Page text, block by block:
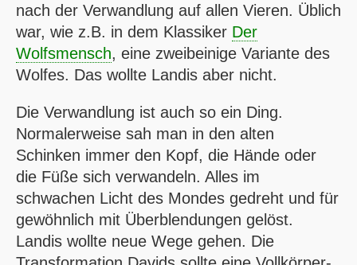
nach der Verwandlung auf allen Vieren. Üblich
war, wie z.B. in dem Klassiker Der
Wolfsmensch, eine zweibeinige Variante des
Wolfes. Das wollte Landis aber nicht.
Die Verwandlung ist auch so ein Ding.
Normalerweise sah man in den alten
Schinken immer den Kopf, die Hände oder
die Füße sich verwandeln. Alles im
schwachen Licht des Mondes gedreht und für
gewöhnlich mit Überblendungen gelöst.
Landis wollte neue Wege gehen. Die